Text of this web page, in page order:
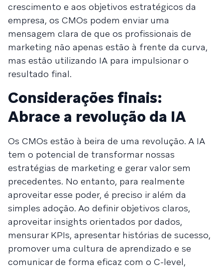
crescimento e aos objetivos estratégicos da
empresa, os CMOs podem enviar uma
mensagem clara de que os profissionais de
marketing não apenas estão à frente da curva,
mas estão utilizando IA para impulsionar o
resultado final.
Considerações finais:
Abrace a revolução da IA
Os CMOs estão à beira de uma revolução. A IA
tem o potencial de transformar nossas
estratégias de marketing e gerar valor sem
precedentes. No entanto, para realmente
aproveitar esse poder, é preciso ir além da
simples adoção. Ao definir objetivos claros,
aproveitar insights orientados por dados,
mensurar KPIs, apresentar histórias de sucesso,
promover uma cultura de aprendizado e se
comunicar de forma eficaz com o C-level,